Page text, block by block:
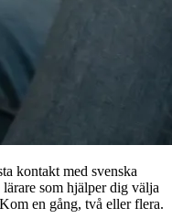
kontakt med svenska
som hjälper dig välja
en gång, två eller flera.